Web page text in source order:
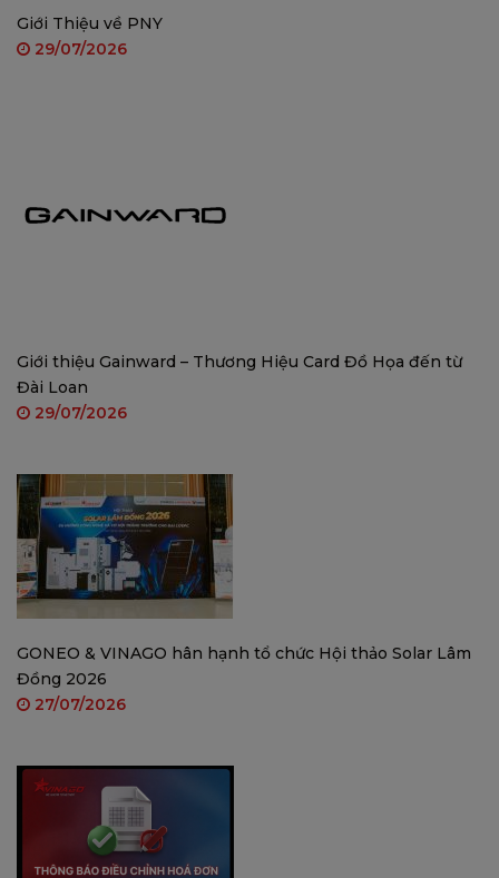
quả.
AI phát hiện người và phương tiện
thông minh, giảm thiểu cảnh báo giả.
Giới Thiệu về PNY
29/07/2026
Giới thiệu Gainward – Thương Hiệu Card Đồ Họa đến từ
Đài Loan
29/07/2026
GONEO & VINAGO hân hạnh tổ chức Hội thảo Solar Lâm
Đồng 2026
27/07/2026